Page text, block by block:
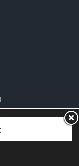
érdekében sütiket
itt ismerheti meg.
Cookie Banner